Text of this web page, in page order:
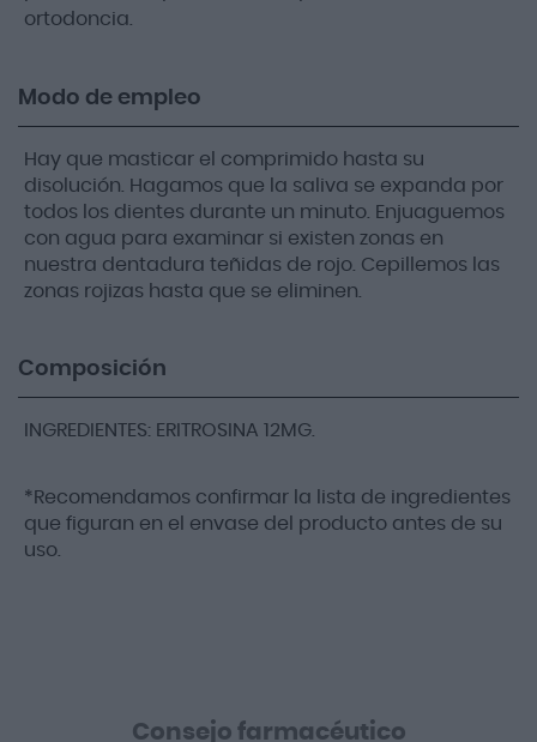
ortodoncia.
Modo de empleo
Hay que masticar el comprimido hasta su
disolución. Hagamos que la saliva se expanda por
todos los dientes durante un minuto. Enjuaguemos
con agua para examinar si existen zonas en
nuestra dentadura teñidas de rojo. Cepillemos las
zonas rojizas hasta que se eliminen.
Composición
INGREDIENTES: ERITROSINA 12MG.
*Recomendamos confirmar la lista de ingredientes
que figuran en el envase del producto antes de su
uso.
Consejo farmacéutico